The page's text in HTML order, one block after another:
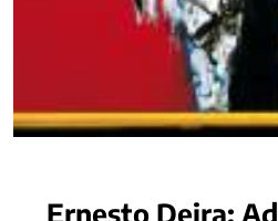
Ernesto Deira: